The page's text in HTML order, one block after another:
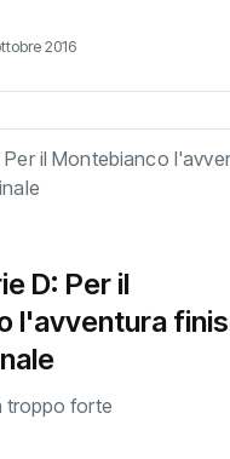
2016
D: Per il
l'avventura
troppo forte